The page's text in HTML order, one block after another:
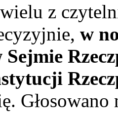
z
w
Sejmie